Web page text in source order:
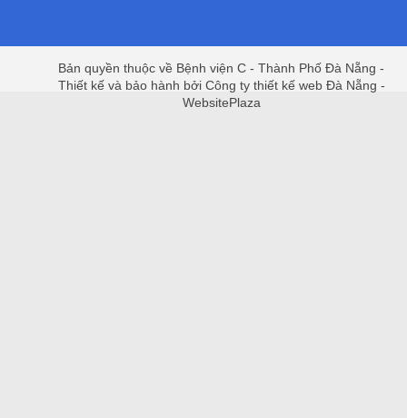
Bản quyền thuộc về Bệnh viện C - Thành Phố Đà Nẵng -
Thiết kế và bảo hành bởi Công ty thiết kế web Đà Nẵng -
WebsitePlaza